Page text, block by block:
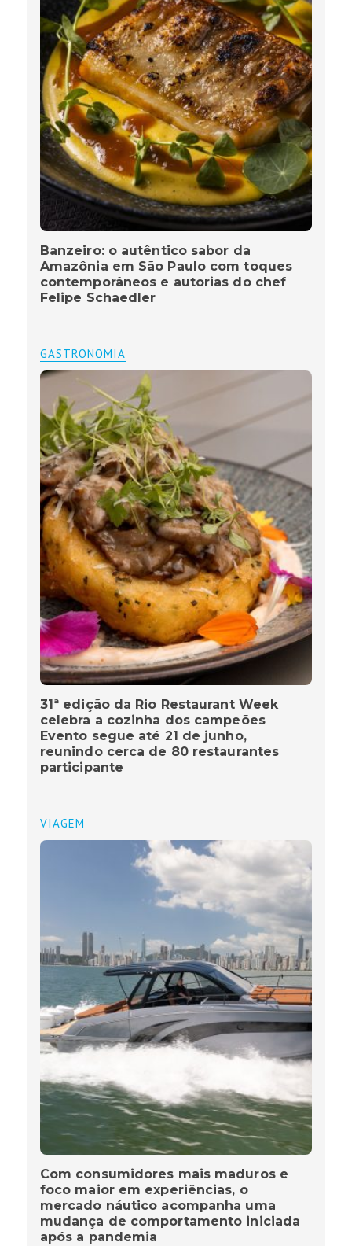
Banzeiro: o autêntico sabor da
Amazônia em São Paulo com toques
contemporâneos e autorias do chef
Felipe Schaedler
GASTRONOMIA
31ª edição da Rio Restaurant Week
celebra a cozinha dos campeões
Evento segue até 21 de junho,
reunindo cerca de 80 restaurantes
participante
VIAGEM
Com consumidores mais maduros e
foco maior em experiências, o
mercado náutico acompanha uma
mudança de comportamento iniciada
após a pandemia